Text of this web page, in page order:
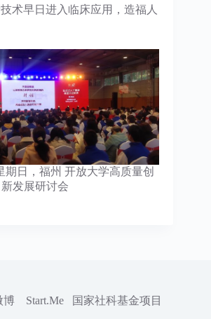
术早日进入临床应用，造福人
期日，福州 开放大学高质量创
新发展研讨会
博 Start.Me 国家社科基金项目